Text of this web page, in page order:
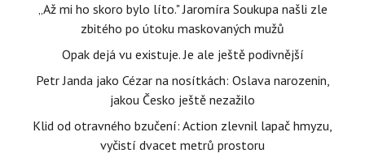
„Až mi ho skoro bylo líto." Jaromíra Soukupa našli zle
zbitého po útoku maskovaných mužů
Opak dejá vu existuje. Je ale ještě podivnější
Petr Janda jako Cézar na nosítkách: Oslava narozenin,
jakou Česko ještě nezažilo
Klid od otravného bzučení: Action zlevnil lapač hmyzu,
vyčistí dvacet metrů prostoru